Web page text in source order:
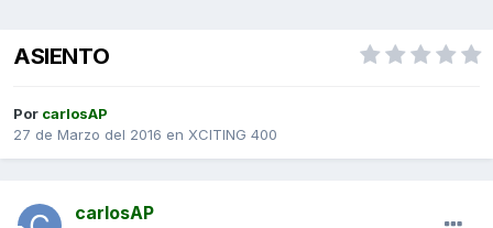
ASIENTO
Por carlosAP
27 de Marzo del 2016 en XCITING 400
carlosAP